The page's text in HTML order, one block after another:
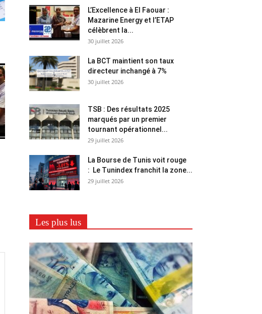
L’Excellence à El Faouar :
Mazarine Energy et l’ETAP
célèbrent la...
30 juillet 2026
La BCT maintient son taux
directeur inchangé à 7%
30 juillet 2026
TSB : Des résultats 2025
marqués par un premier
tournant opérationnel...
29 juillet 2026
La Bourse de Tunis voit rouge
: Le Tunindex franchit la zone...
29 juillet 2026
Les plus lus